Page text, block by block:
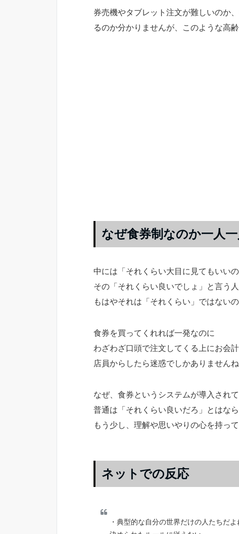
券売機やタブレット注文が難しいのか
るのか分かりませんが、このような高
なぜ食券制なのか一人
中には「それくらい大目に見てもいい
その「それくらい良いでしょ」と言う人
もはやそれは「それくらい」ではないの
食券を買ってくれれば一発なのに
わざわざ口頭で注文してくる上にお会
店員からしたら迷惑でしかありませんね
なぜ、食券というシステムが導入され
普通は「それくらい良いだろ」とはなら
もう少し、理解や思いやりの心を持って
ネットでの反応
・典型的な自分の世界だけの人たちだよ